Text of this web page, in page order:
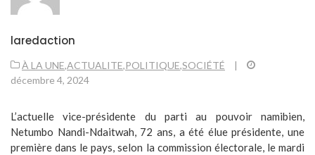
laredaction
À LA UNE,ACTUALITE,POLITIQUE,SOCIÉTÉ
|
décembre 4, 2024
L’actuelle vice-présidente du parti au pouvoir namibien,
Netumbo Nandi-Ndaitwah, 72 ans, a été élue présidente, une
première dans le pays, selon la commission électorale, le mardi